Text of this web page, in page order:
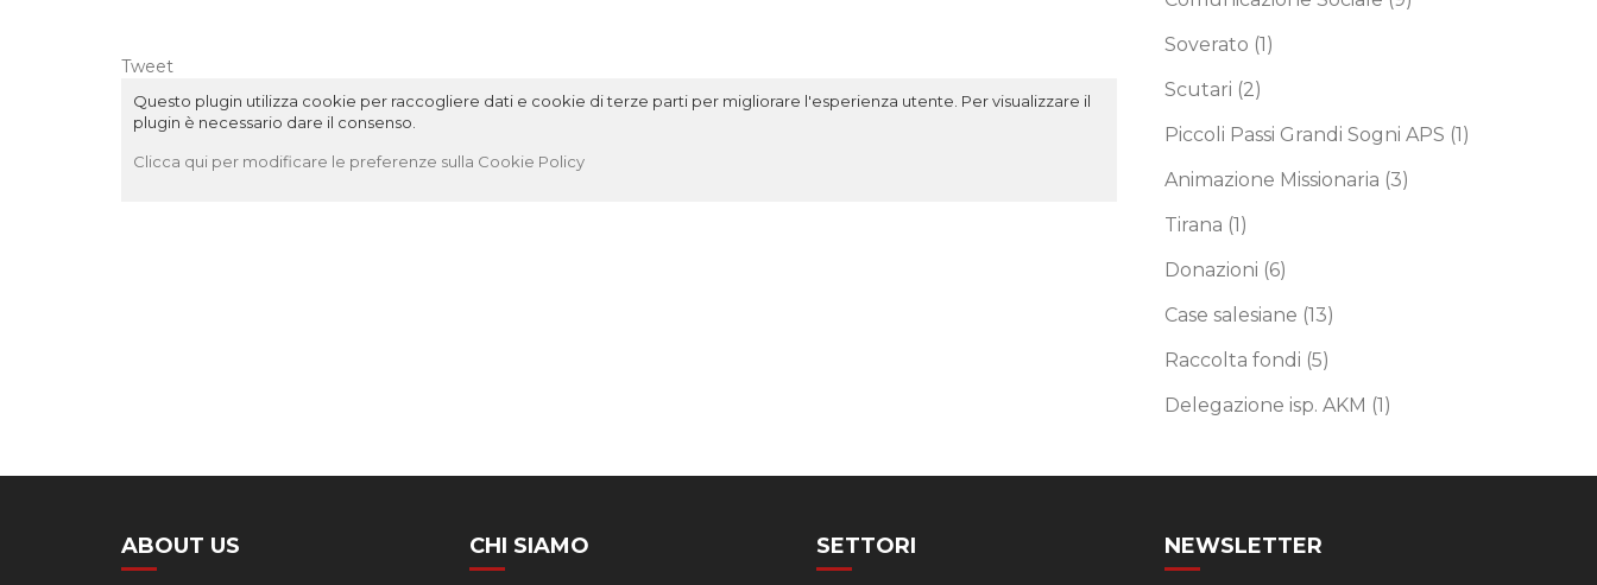
Tweet
Questo plugin utilizza cookie per raccogliere dati e cookie di terze parti per migliorare l'esperienza utente. Per visualizzare il
plugin è necessario dare il consenso.
Clicca qui per modificare le preferenze sulla Cookie Policy
Soverato (1)
Scutari (2)
Piccoli Passi Grandi Sogni APS (1)
Animazione Missionaria (3)
Tirana (1)
Donazioni (6)
Case salesiane (13)
Raccolta fondi (5)
Delegazione isp. AKM (1)
ABOUT US CHI SIAMO SETTORI NEWSLETTER